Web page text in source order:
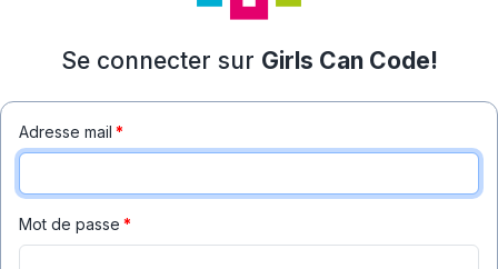
Se connecter sur Girls Can Code!
Adresse mail *
Mot de passe *